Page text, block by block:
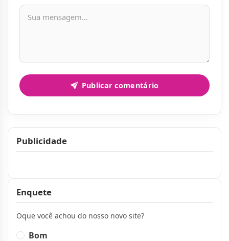
Mensagem
Publicar comentário
Publicidade
Enquete
Oque você achou do nosso novo site?
Bom